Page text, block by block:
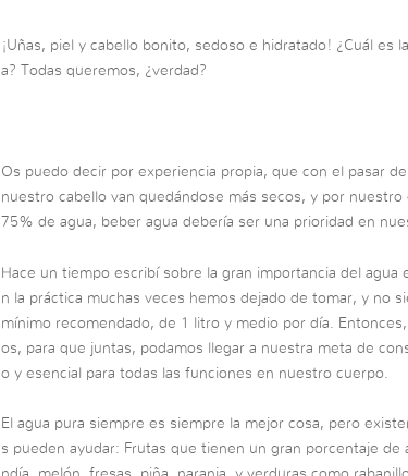
¡Uñas, piel y cabello bonito, sedoso e hidratado! ¿Cuál es
a? Todas queremos, ¿verdad?
Os puedo decir por experiencia propia, que con el pasar
nuestro cabello van quedándose más secos, y por
75% de agua, beber agua debería ser una prioridad en
Hace un tiempo escribí sobre la gran importancia del agua
n la práctica muchas veces hemos dejado de tomar, y no
mínimo recomendado, de 1 litro y medio por día.
os, para que juntas, podamos llegar a nuestra meta de
o y esencial para todas las funciones en nuestro cuerpo.
El agua pura siempre es siempre la mejor cosa, pero
s pueden ayudar: Frutas que tienen un gran porcentaje de